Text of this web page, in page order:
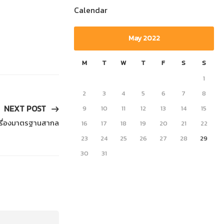
Calendar
May 2022
M T W T F S
S
1
2
3 4 5 6 7
8
9
10 11 12 13 14
15
16
17 18 19 20 21
22
23
24 25 26 27 28
29
30
31
NEXT POST
องมาตรฐานสากล